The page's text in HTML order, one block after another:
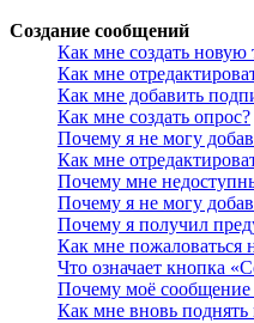
Создание сообщений
Как мне создать
Как мне
Как мне добавить
Как мне создать опрос?
Почему я не могу
Как мне
Почему мне
Почему я не могу
Почему я получил
Как мне пожаловаться
Что означает кнопка
Почему моё сообщение
Как мне вновь